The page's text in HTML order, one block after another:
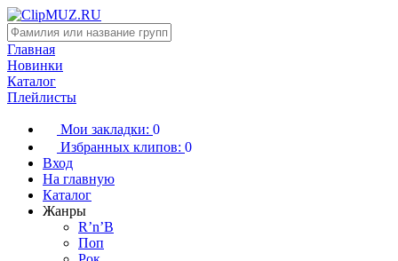
Главная
Новинки
Каталог
Плейлисты
Мои закладки: 0
Избранных клипов: 0
Вход
На главную
Каталог
Жанры
R’n’B
Поп